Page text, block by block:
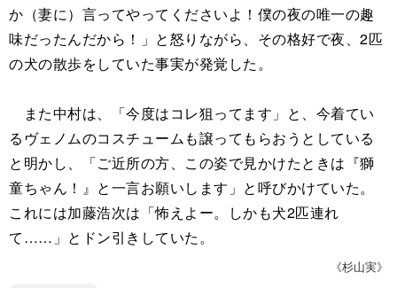
か（妻に）言ってやってくださいよ！僕の夜の唯一の趣
味だったんだから！」と怒りながら、その格好で夜、2匹
の犬の散歩をしていた事実が発覚した。
また中村は、「今度はコレ狙ってます」と、今着てい
るヴェノムのコスチュームも譲ってもらおうとしている
と明かし、「ご近所の方、この姿で見かけたときは『獅
童ちゃん！』と一言お願いします」と呼びかけていた。
これには加藤浩次は「怖えよー。しかも犬2匹連れ
て……」とドン引きしていた。
《杉山実》